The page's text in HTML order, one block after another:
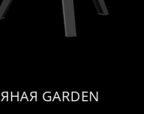
GARDEN